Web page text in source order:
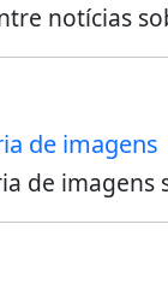
notícias
de imagens
de imagens